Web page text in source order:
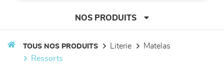
NOS PRODUITS
TOUS NOS PRODUITS literie
matelas
ressorts